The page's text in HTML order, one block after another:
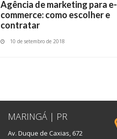
Agência de marketing para e-
commerce: como escolher e
contratar
10 de setembro de 2018
MARINGÁ | PR
Av. Duque de Caxias, 672